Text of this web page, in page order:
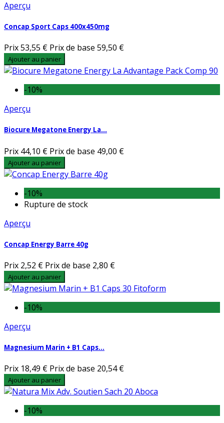
Aperçu
Concap Sport Caps 400x450mg
Prix53,55 € Prix de base 59,50 €
Ajouter au panier
-10%
Aperçu
Biocure Megatone Energy La...
Prix 44,10 € Prix de base 49,00 €
Ajouter au panier
-10%
Rupture de stock
Aperçu
Concap Energy Barre 40g
Prix 2,52 € Prix de base 2,80 €
Ajouter au panier
-10%
Aperçu
Magnesium Marin + B1 Caps...
Prix 18,49 € Prix de base 20,54 €
Ajouter au panier
-10%